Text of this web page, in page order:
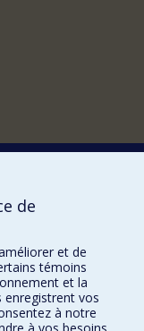
de
et de
témoins
et la
enregistrent vos
à notre
à vos besoins.